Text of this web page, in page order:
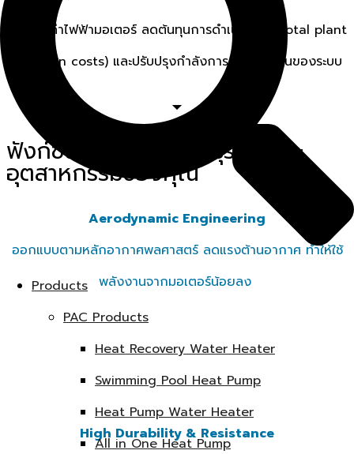
Products
PAC Products
Heat Recovery Water Heater
Swimming Pool Heat Pump
Heat Pump Water Heater
All in One Heat Pump
ประหยัดค่าไฟฟ้ามอเตอร์ ลดต้นทุนการดำเนินงาน (Total plant
operation costs) และปรับปรุงกำลังการทำความเย็นของระบบ
ฟังก์ชันที่คิดค้นมาเพื่อธุรกิจ และ
อุตสาหกรรมของคุณ
Aerodynamic Engineering
ออกแบบตามหลักอากาศพลศาสตร์ ลดแรงต้านอากาศ ทำให้ใช้
พลังงานจากมอเตอร์น้อยลง
Lightweight & Easy Maintenance
น้ำหนักเบา ขนย้าย ติดตั้ง บำรุงรักษา และปรับตั้งองศาใบพัด
(Pitch adjustment) หน้างานได้ง่าย
High Durability & Resistance